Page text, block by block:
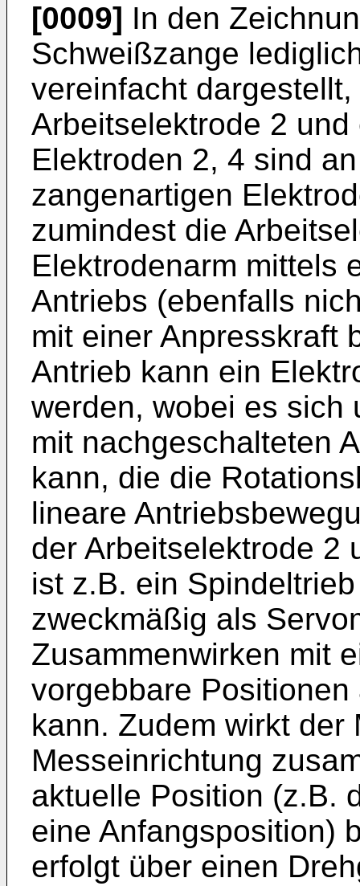
[0009] In den
Schweißzange
vereinfacht
Arbeitselektrode 2
Elektroden 2, 4 sind
zangenartigen
zumindest die
Elektrodenarm mittels
Antriebs (ebenfalls
mit einer Anpresskraft
Antrieb kann ein
werden, wobei es sich
mit nachgeschalteten
kann, die die
lineare
der Arbeitselektrode 2
ist z.B. ein
zweckmäßig als
Zusammenwirken mit
vorgebbare
kann. Zudem wirkt der
Messeinrichtung
aktuelle Position (z.B.
eine Anfangsposition)
erfolgt über einen